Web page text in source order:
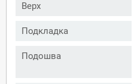
Верх
Подкладка
Подошва